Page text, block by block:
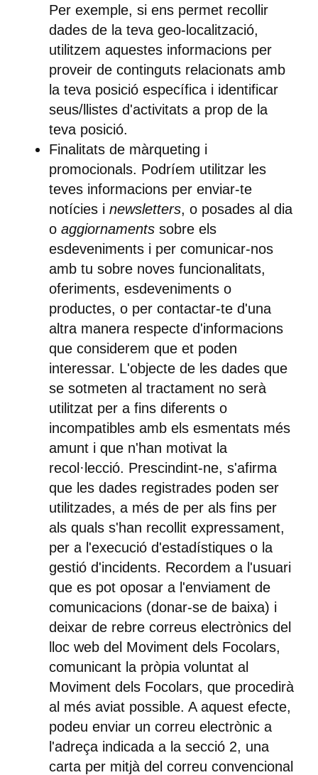
Per exemple, si ens permet recollir
dades de la teva geo-localització,
utilitzem aquestes informacions per
proveir de continguts relacionats amb
la teva posició específica i identificar
seus/llistes d'activitats a prop de la
teva posició.
Finalitats de màrqueting i
promocionals. Podríem utilitzar les
teves informacions per enviar-te
notícies i newsletters, o posades al dia
o aggiornamentssobre els
esdeveniments i per comunicar-nos
amb tu sobre noves funcionalitats,
oferiments, esdeveniments o
productes, o per contactar-te d'una
altra manera respecte d'informacions
que considerem que et poden
interessar. L'objecte de les dades que
se sotmeten al tractament no serà
utilitzat per a fins diferents o
incompatibles amb els esmentats més
amunt i que n'han motivat la
recol·lecció. Prescindint-ne, s'afirma
que les dades registrades poden ser
utilitzades, a més de per als fins per
als quals s'han recollit expressament,
per a l'execució d'estadístiques o la
gestió d'incidents. Recordem a l'usuari
que es pot oposar a l'enviament de
comunicacions (donar-se de baixa) i
deixar de rebre correus electrònics del
lloc web del Moviment dels Focolars,
comunicant la pròpia voluntat al
Moviment dels Focolars, que procedirà
al més aviat possible. A aquest efecte,
podeu enviar un correu electrònic a
l'adreça indicada a la secció 2, una
carta per mitjà del correu convencional